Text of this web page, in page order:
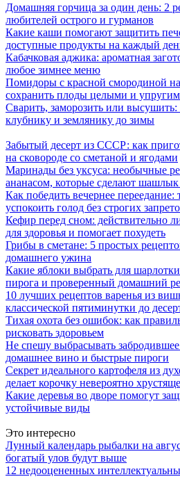
Домашняя горчица за один день: 2
любителей острого и гурманов
Какие каши помогают защитить
доступные продукты на каждый
Кабачковая аджика: ароматная
любое зимнее меню
Помидоры с красной смородиной
сохранить плоды целыми и
Сварить, заморозить или
клубнику и землянику до зимы
Забытый десерт из СССР: как
на сковороде со сметаной и ягодами
Маринады без уксуса: необычные
ананасом, которые сделают шашлык
Как победить вечернее переедание:
успокоить голод без строгих
Кефир перед сном: действительно
для здоровья и помогает похудеть
Грибы в сметане: 5 простых
домашнего ужина
Какие яблоки выбрать для
пирога и проверенный домашний
10 лучших рецептов варенья из
классической пятиминутки до
Тихая охота без ошибок: как
рисковать здоровьем
Не спешу выбрасывать
домашнее вино и быстрые пироги
Секрет идеального картофеля из
делает корочку невероятно
Какие деревья во дворе помогут
устойчивые виды
Это интересно
Лунный календарь рыбалки на
богатый улов будут выше
12 недооцененных